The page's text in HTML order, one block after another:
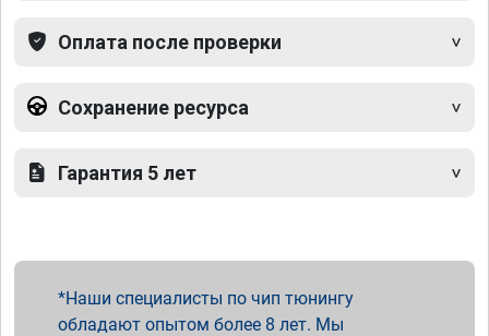
Оплата после проверки
Сохранение ресурса
Гарантия 5 лет
Наши специалисты по чип тюнингу
обладают опытом более 8 лет. Мы